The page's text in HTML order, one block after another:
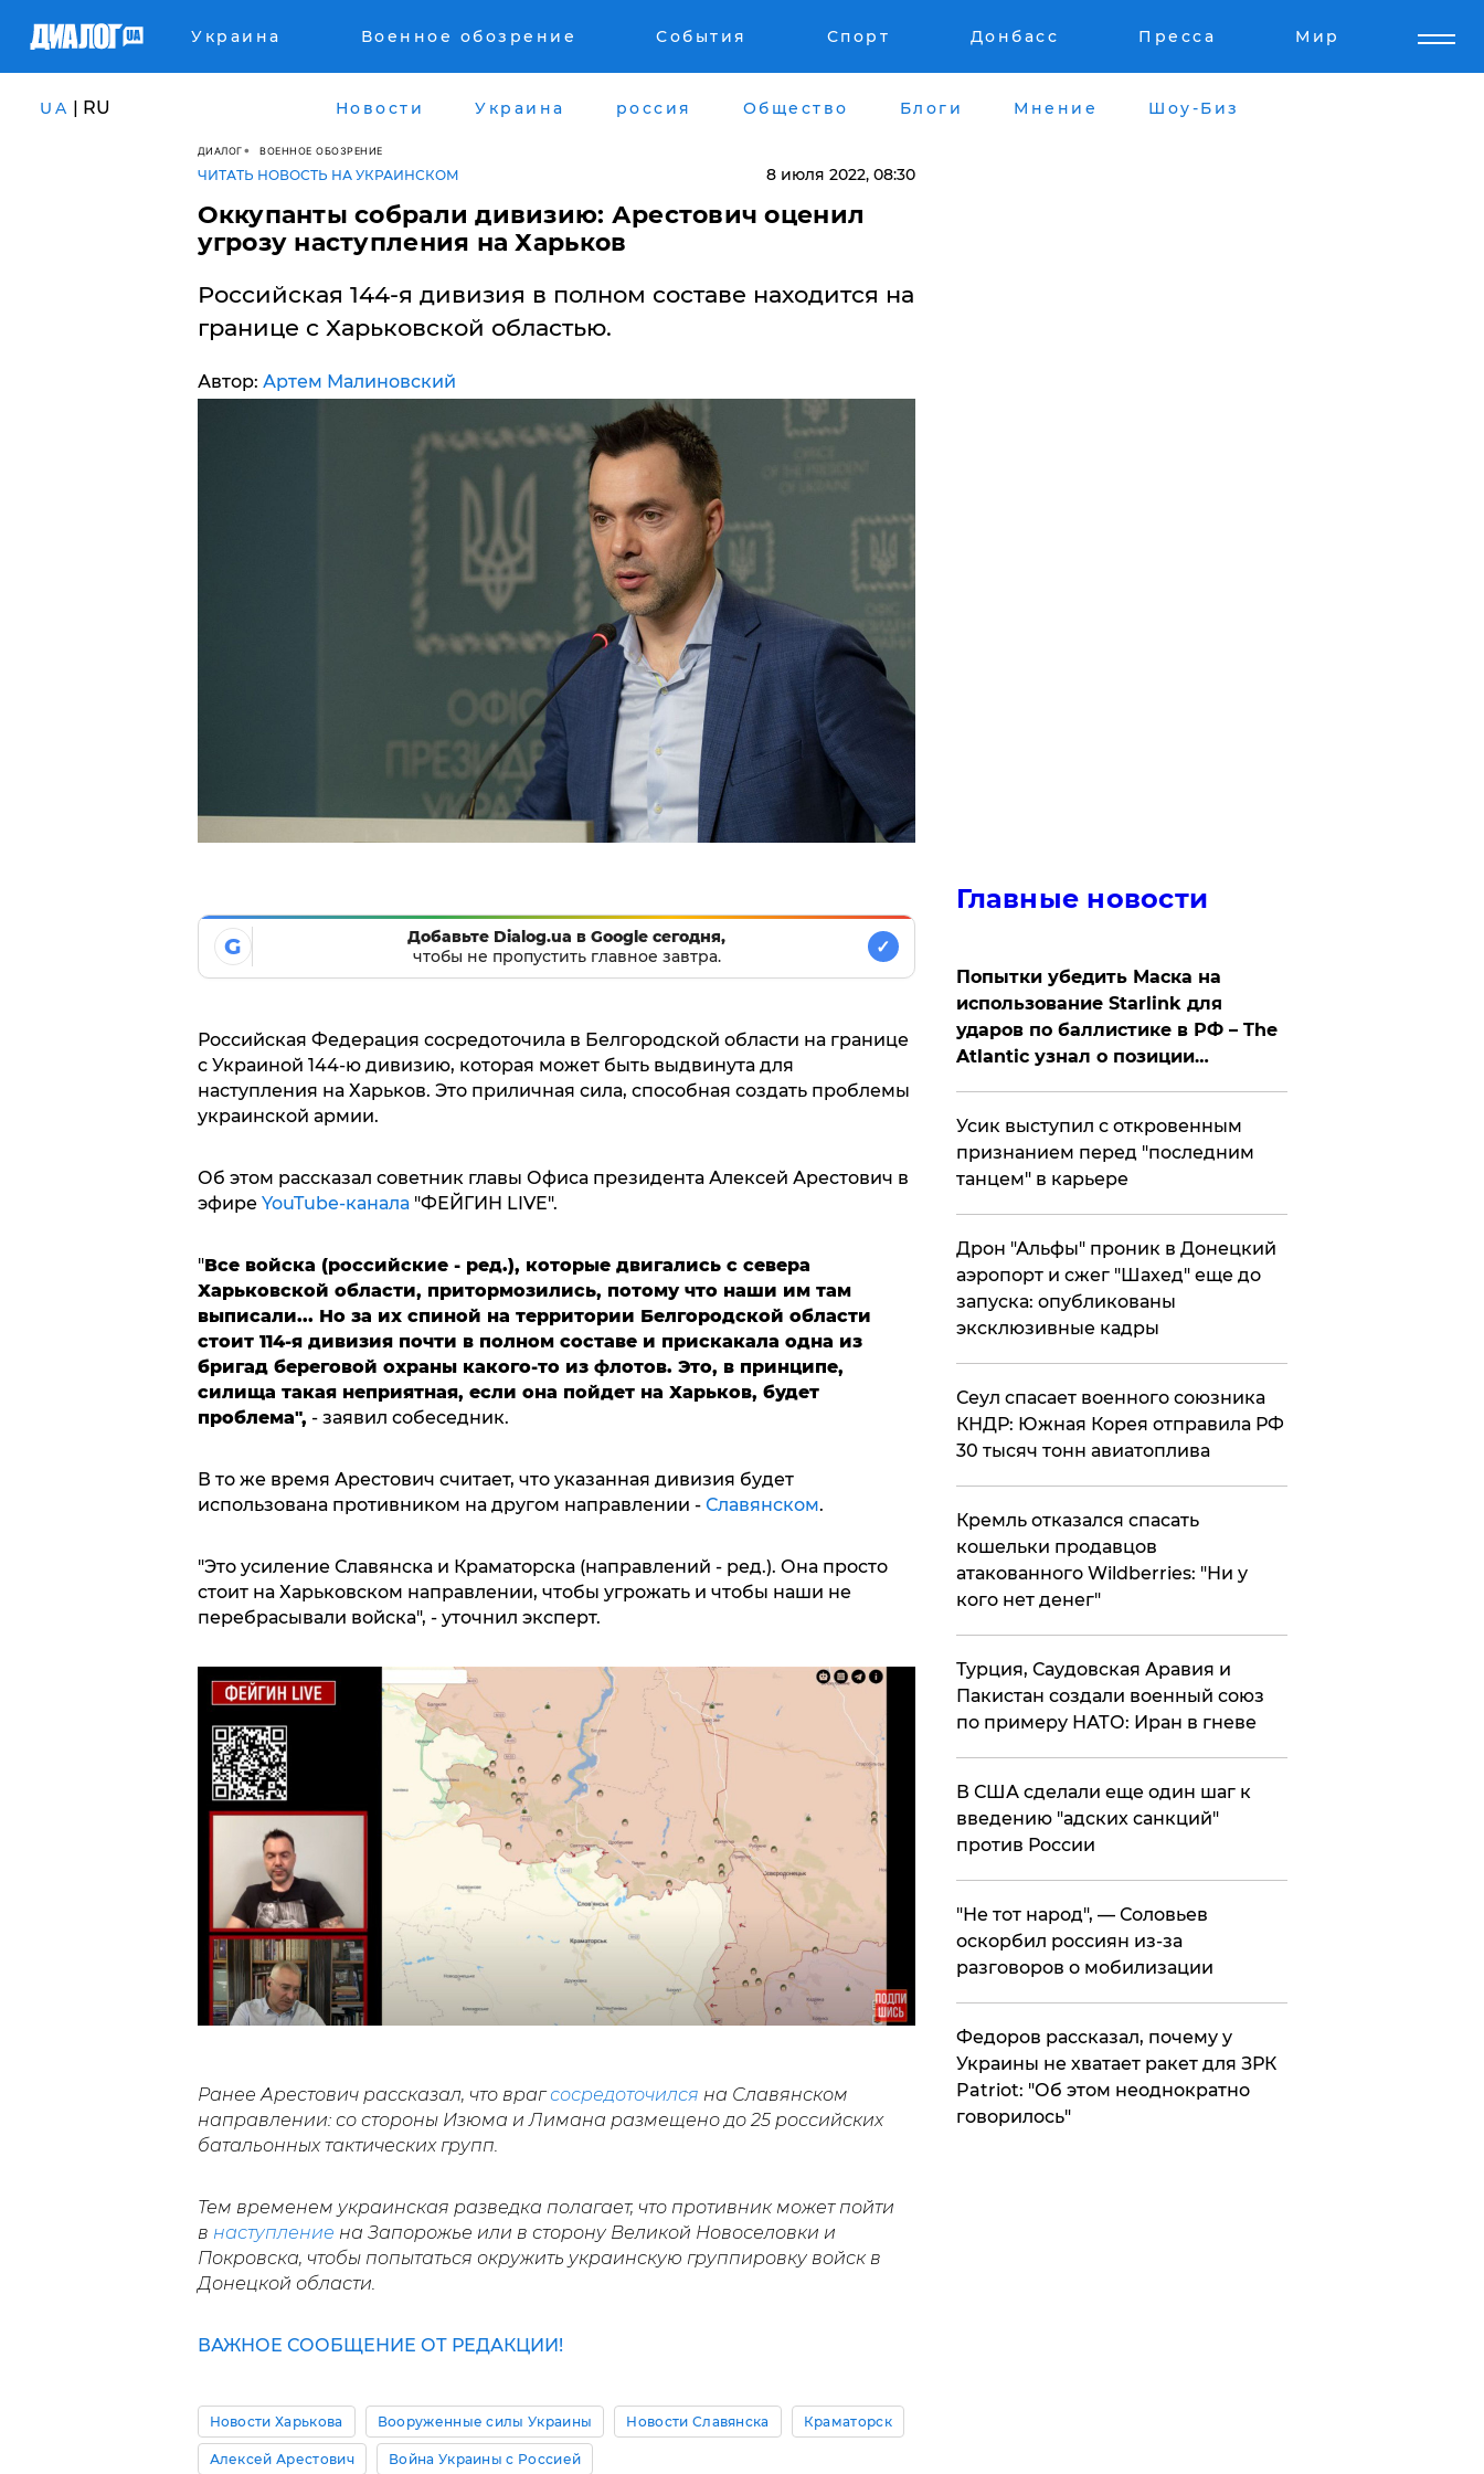
Украина Военное обозрение События Спорт Донбасс Пресса Мир
UA | RU Новости Украина россия Общество Блоги Мнение Шоу-Биз
ДИАЛОГ ВОЕННОЕ ОБОЗРЕНИЕ
ЧИТАТЬ НОВОСТЬ НА УКРАИНСКОМ 8 июля 2022, 08:30
Оккупанты собрали дивизию: Арестович оценил
угрозу наступления на Харьков
Российская 144-я дивизия в полном составе находится на
границе с Харьковской областью.
Автор: Артем Малиновский
G
Добавьте Dialog.ua в Google сегодня,
чтобы не пропустить главное завтра.
✓
Российская Федерация сосредоточила в Белгородской области на границе
с Украиной 144-ю дивизию, которая может быть выдвинута для
наступления на Харьков. Это приличная сила, способная создать проблемы
украинской армии.
Об этом рассказал советник главы Офиса президента Алексей Арестович в
эфире YouTube-канала"ФЕЙГИН LIVE".
"Все войска (российские - ред.), которые двигались с севера
Харьковской области, притормозились, потому что наши им там
выписали... Но за их спиной на территории Белгородской области
стоит 114-я дивизия почти в полном составе и прискакала одна из
бригад береговой охраны какого-то из флотов. Это, в принципе,
силища такая неприятная, если она пойдет на Харьков, будет
проблема", - заявил собеседник.
В то же время Арестович считает, что указанная дивизия будет
использована противником на другом направлении - Славянском.
"Это усиление Славянска и Краматорска (направлений - ред.). Она просто
стоит на Харьковском направлении, чтобы угрожать и чтобы наши не
перебрасывали войска", - уточнил эксперт.
Ранее Арестович рассказал, что врагсосредоточился на Славянском
направлении: со стороны Изюма и Лимана размещено до 25 российских
батальонных тактических групп.
Тем временем украинская разведка полагает, что противник может пойти
в наступление на Запорожье или в сторону Великой Новоселовки и
Покровска, чтобы попытаться окружить украинскую группировку войск в
Донецкой области.
ВАЖНОЕ СООБЩЕНИЕ ОТ РЕДАКЦИИ!
Новости Харькова Вооруженные силы Украины Новости Славянска Краматорск
Алексей Арестович Война Украины с Россией
Главные новости
Попытки убедить Маска на
использование Starlink для
ударов по баллистике в РФ – The
Atlantic узнал о позиции
Усик выступил с откровенным
признанием перед "последним
танцем" в карьере
Дрон "Альфы" проник в Донецкий
аэропорт и сжег "Шахед" еще до
запуска: опубликованы
эксклюзивные кадры
​Сеул спасает военного союзника
КНДР: Южная Корея отправила РФ
30 тысяч тонн авиатоплива
Кремль отказался спасать
кошельки продавцов
атакованного Wildberries: "Ни у
кого нет денег"
Турция, Саудовская Аравия и
Пакистан создали военный союз
по примеру НАТО: Иран в гневе
В США сделали еще один шаг к
введению "адских санкций"
против России
​"Не тот народ", — Соловьев
оскорбил россиян из-за
разговоров о мобилизации
Федоров рассказал, почему у
Украины не хватает ракет для ЗРК
Patriot: "Об этом неоднократно
говорилось"